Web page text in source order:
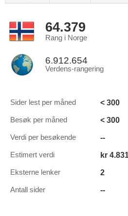
64.379
Rang i Norge
6.912.654
Verdens-rangering
Sider lest per måned < 300
Besøk per måned < 300
Verdi per besøkende --
Estimert verdi kr
Eksterne lenker 2
Antall sider --